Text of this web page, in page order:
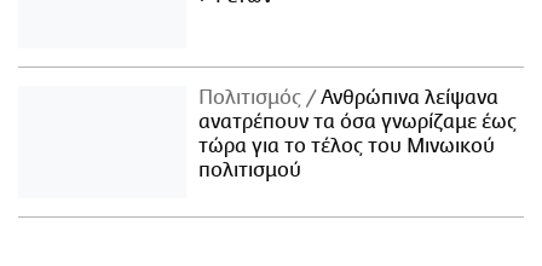
Πολιτισμός
Ανθρώπινα λείψανα
ανατρέπουν τα όσα γνωρίζαμε έως
τώρα για το τέλος του Μινωικού
πολιτισμού